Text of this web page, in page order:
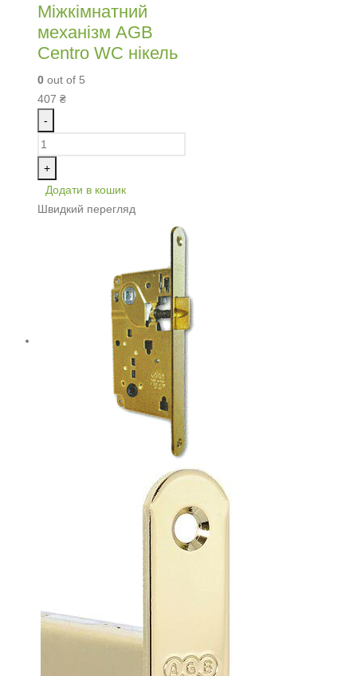
Міжкімнатний
механізм AGB
Centro WC нікель
0 out of 5
407 ₴
-
+
Додати в кошик
Швидкий перегляд